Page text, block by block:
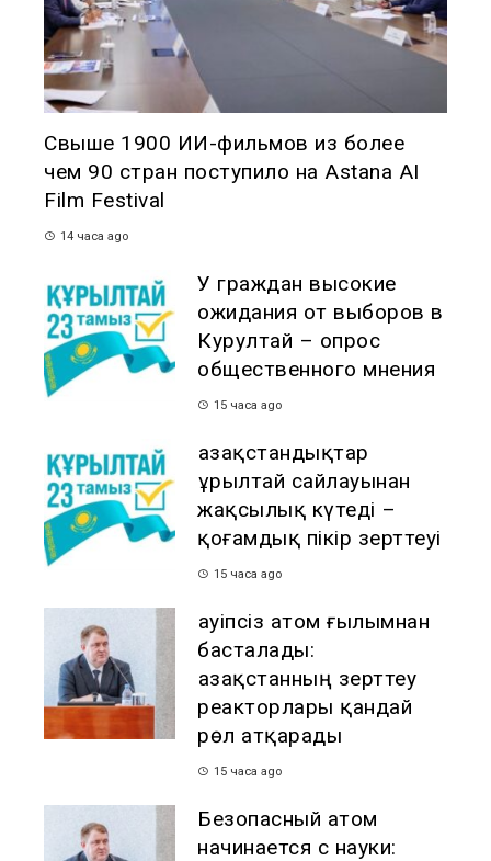
Свыше 1900 ИИ-фильмов из более
чем 90 стран поступило на Astana AI
Film Festival
14 часа ago
У граждан высокие
ожидания от выборов в
Курултай – опрос
общественного мнения
15 часа ago
Қазақстандықтар
Құрылтай сайлауынан
жақсылық күтеді –
қоғамдық пікір зерттеуі
15 часа ago
Қауіпсіз атом ғылымнан
басталады:
Қазақстанның зерттеу
реакторлары қандай
рөл атқарады
15 часа ago
Безопасный атом
начинается с науки: